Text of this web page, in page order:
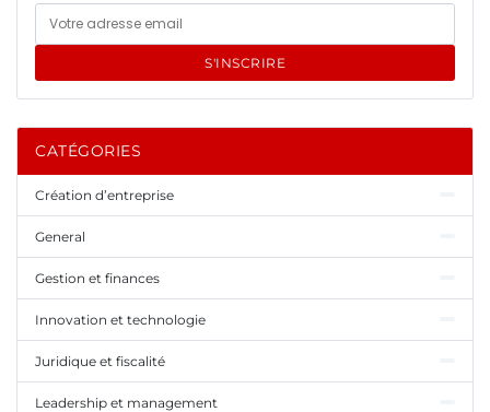
S'INSCRIRE
CATÉGORIES
Création d’entreprise
General
Gestion et finances
Innovation et technologie
Juridique et fiscalité
Leadership et management